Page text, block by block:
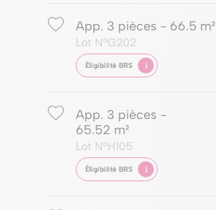
App. 3 pièces - 66.5 m²
Lot NºG202
Éligibilité BRS i
App. 3 pièces -
65.52 m²
Lot NºH105
Éligibilité BRS i